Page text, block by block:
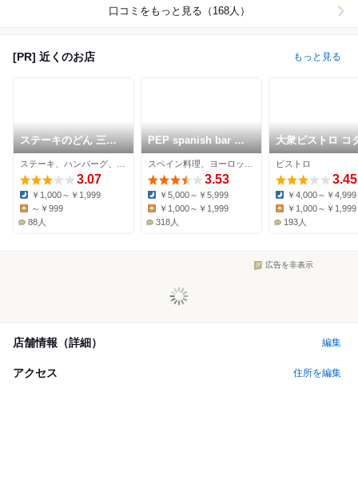
口コミをもっと見る（168人）
[PR] 近くのお店 もっと見る
ステーキのどん 三鷹
店
3.07
Dinner:
￥1,000～￥1,999
Lunch:
～￥999
88人
PEP spanish bar 調
布店
3.53
Dinner:
￥5,000～￥5,999
￥1,000～￥1,999
318人
大衆ビストロ コ
ー
ビストロ
3.45
Dinner:
￥4,000～￥4,999
￥1,000～￥1,999
193人
広告を非表示
店舗情報（詳細） 編集
アクセス 住所を編集